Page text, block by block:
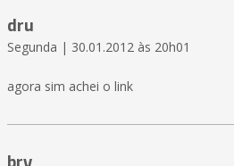
dru
Segunda | 30.01.2012 às 20h01
agora sim achei o link